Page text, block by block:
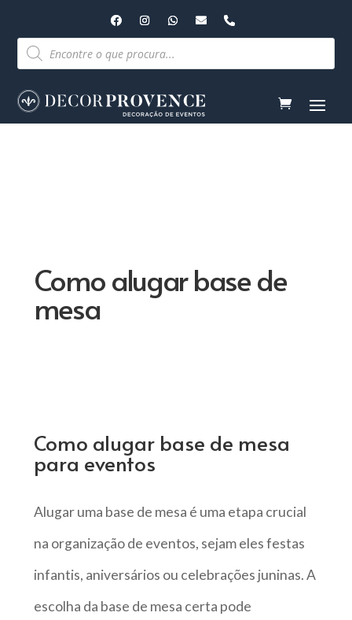
Pesquisar
produtos
Como alugar base de
mesa
Como alugar base de mesa
para eventos
Alugar uma base de mesa é uma etapa crucial
na organização de eventos, sejam eles festas
infantis, aniversários ou celebrações juninas. A
escolha da base de mesa certa pode